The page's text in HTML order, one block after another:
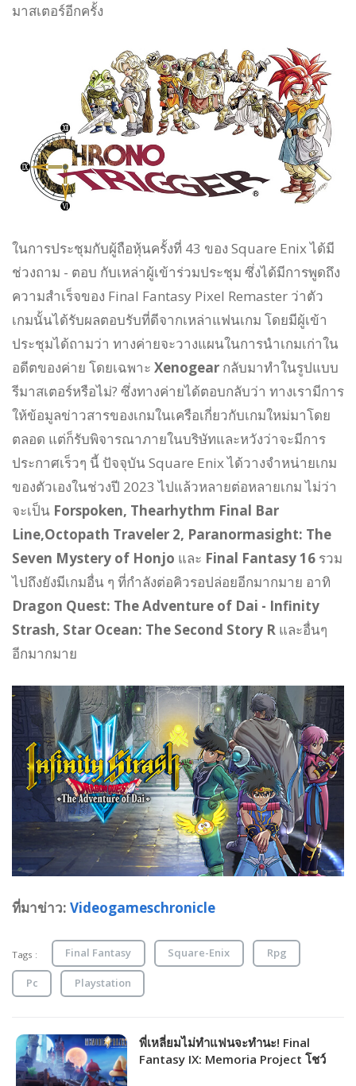
มาสเตอร์อีกครั้ง
ในการประชุมกับผู้ถือหุ้นครั้งที่ 43 ของ Square Enix ได้มี
ช่วงถาม - ตอบ กับเหล่าผู้เข้าร่วมประชุม ซึ่งได้มีการพูดถึง
ความสำเร็จของ Final Fantasy Pixel Remaster ว่าตัว
เกมนั้นได้รับผลตอบรับที่ดีจากเหล่าแฟนเกม โดยมีผู้เข้า
ประชุมได้ถามว่า ทางค่ายจะวางแผนในการนำเกมเก่าใน
อดีตของค่าย โดยเฉพาะ Xenogear กลับมาทำในรูปแบบ
รีมาสเตอร์หรือไม่? ซึ่งทางค่ายได้ตอบกลับว่า ทางเรามีการ
ให้ข้อมูลข่าวสารของเกมในเครือเกี่ยวกับเกมใหม่มาโดย
ตลอด แต่ก็รับพิจารณาภายในบริษัทและหวังว่าจะมีการ
ประกาศเร็วๆ นี้ ปัจจุบัน Square Enix ได้วางจำหน่ายเกม
ของตัวเองในช่วงปี 2023 ไปแล้วหลายต่อหลายเกม ไม่ว่า
จะเป็น Forspoken, Thearhythm Final Bar
Line,Octopath Traveler 2, Paranormasight: The
Seven Mystery of Honjo และ Final Fantasy 16 รวม
ไปถึงยังมีเกมอื่น ๆ ที่กำลังต่อคิวรอปล่อยอีกมากมาย อาทิ
Dragon Quest: The Adventure of Dai - Infinity
Strash, Star Ocean: The Second Story R และอื่นๆ
อีกมากมาย
ที่มาข่าว: Videogameschronicle
Tags : Final Fantasy Square-Enix Rpg
Pc Playstation
พี่เหลี่ยมไม่ทำแฟนจะทำนะ! Final
Fantasy IX: Memoria Project โชว์